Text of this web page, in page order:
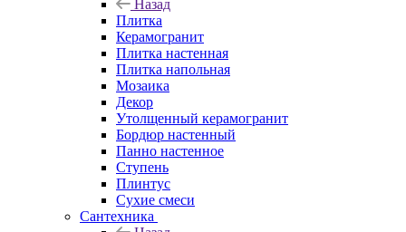
Назад
Плитка
Керамогранит
Плитка настенная
Плитка напольная
Мозаика
Декор
Утолщенный керамогранит
Бордюр настенный
Панно настенное
Ступень
Плинтус
Сухие смеси
Сантехника